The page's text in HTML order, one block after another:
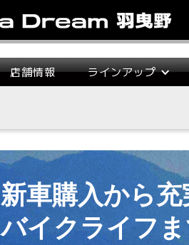
店舗情報 ラインアップ
新車購入から
バイクライフ